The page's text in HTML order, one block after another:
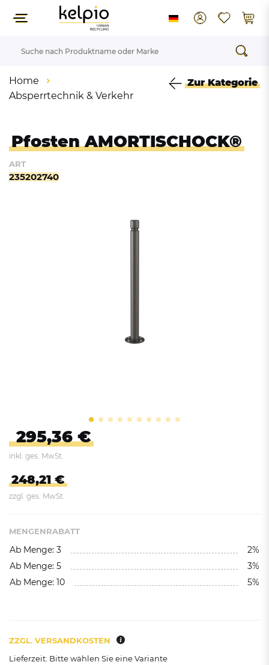
Home
Absperrtechnik & Verkehr
Zur Kategorie
Pfosten AMORTISCHOCK®
ART
235202740
295,36 €
inkl. ges. MwSt.
248,21 €
zzgl. ges. MwSt.
MENGENRABATT
Ab Menge: 3
2%
Ab Menge: 5
3%
Ab Menge: 10
5%
ZZGL. VERSANDKOSTEN
Lieferzeit: Bitte wählen Sie eine Variante